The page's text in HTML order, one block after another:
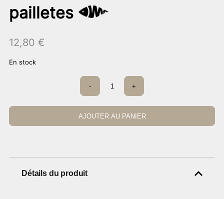
pailletes
12,80 €
En stock
quantité
Éventail
d’Amour
et
- +
AJOUTER AU PANIER
Détails du produit